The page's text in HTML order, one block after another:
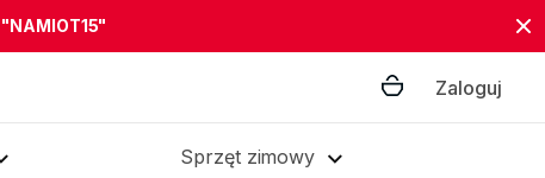
"NAMIOT15"
Zaloguj
Sprzęt zimowy